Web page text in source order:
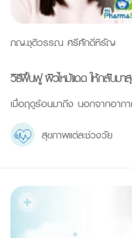
ภญ.ชุติวรรณ ศรีศักดิ์หิรัญ
วิธีฟื้นฟู ผิวไหม้แดด ให้กลับมา
เมื่อฤดูร้อนมาถึง นอกจากอากา
สุขภาพแต่ละช่วงวัย